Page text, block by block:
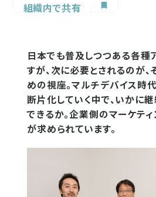
組織内で共有
日本でも普及しつつある各種
すが、次に必要とされるのが
めの視座。マルチデバイス時
断片化していく中で、いかに
できるか。企業側のマーケテ
が求められています。